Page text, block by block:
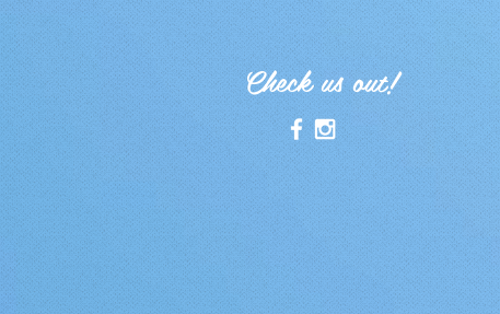
Check us out!